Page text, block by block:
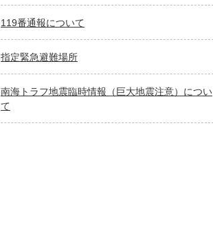
119番通報について
指定緊急避難場所
南海トラフ地震臨時情報（巨大地震注意）につい
て